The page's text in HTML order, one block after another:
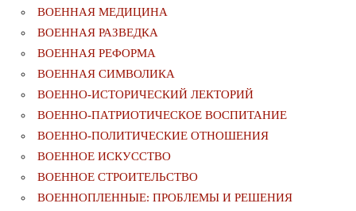
ВОЕННАЯ МЕДИЦИНА
ВОЕННАЯ РАЗВЕДКА
ВОЕННАЯ РЕФОРМА
ВОЕННАЯ СИМВОЛИКА
ВОЕННО-ИСТОРИЧЕСКИЙ ЛЕКТОРИЙ
ВОЕННО-ПАТРИОТИЧЕСКОЕ ВОСПИТАНИЕ
ВОЕННО-ПОЛИТИЧЕСКИE ОТНОШЕНИЯ
ВОЕННОЕ ИСКУССТВО
ВОЕННОЕ СТРОИТЕЛЬСТВО
ВОЕННОПЛЕННЫЕ: ПРОБЛЕМЫ И РЕШЕНИЯ